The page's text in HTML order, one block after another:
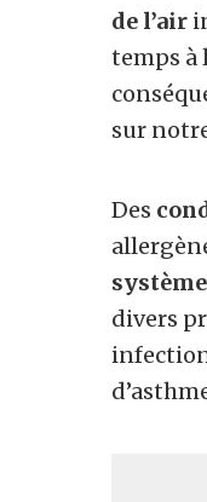
de l’air
temps à
sur
Des
divers